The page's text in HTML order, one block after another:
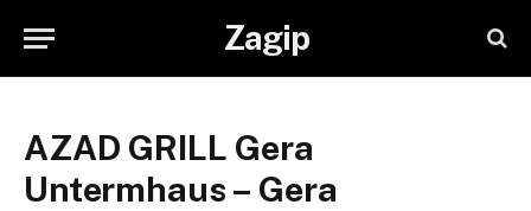
Zagip
AZAD GRILL Gera
Untermhaus – Gera